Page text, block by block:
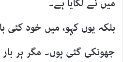
میں نے لگایا ہے۔
بلکہ یوں کہو، میں خود کئی
جھونکی گئی ہوں۔ مگر ہر